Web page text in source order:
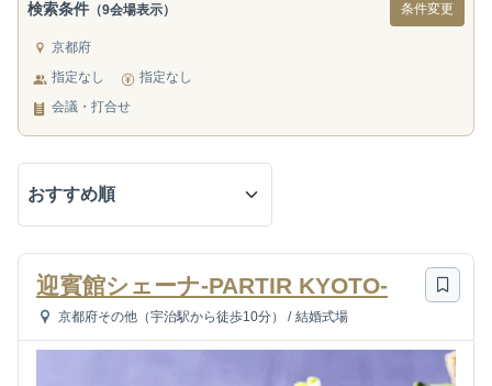
検索条件 （9会場表示） 条件変更
京都府
指定なし
指定なし
会議・打合せ
迎賓館シェーナ-PARTIR KYOTO-
京都府その他（宇治駅から徒歩10分） / 結婚式場